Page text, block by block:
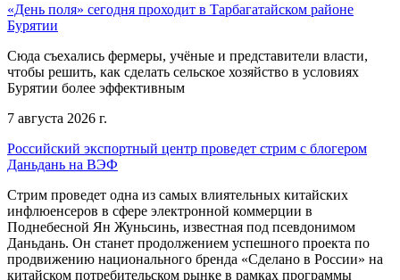
«День поля» сегодня проходит в Тарбагатайском районе
Бурятии
Сюда съехались фермеры, учёные и представители власти,
чтобы решить, как сделать сельское хозяйство в условиях
Бурятии более эффективным
7 августа 2026 г.
Российский экспортный центр проведет стрим с блогером
Даньдань на ВЭФ
Стрим проведет одна из самых влиятельных китайских
инфлюенсеров в сфере электронной коммерции в
Поднебесной Ян Жуньсинь, известная под псевдонимом
Даньдань. Он станет продолжением успешного проекта по
продвижению национального бренда «Сделано в России» на
китайском потребительском рынке в рамках программы